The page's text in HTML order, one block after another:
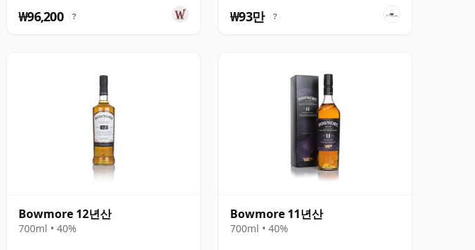
₩96,200 ? ₩93만 ?
Bowmore 12년산
700ml • 40%
Bowmore 11년산
700ml • 40%